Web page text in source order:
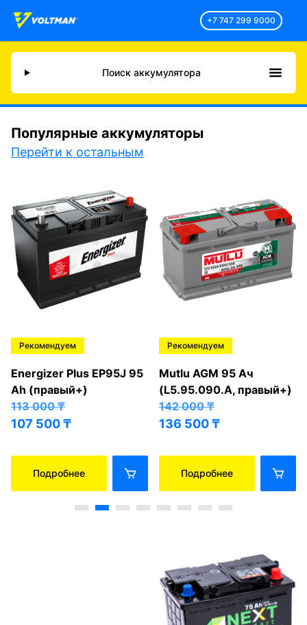
+7 747 299 9000
Поиск аккумулятора
Популярные аккумуляторы
Перейти к остальным
Рекомендуем
Energizer Plus EP95J 95
Ah (правый+)
113 000₸
107 500₸
Подробнее
Рекомендуем
Mutlu AGM 95 Ач
(L5.95.090.A, правый+)
142 000₸
136 500₸
Подробнее